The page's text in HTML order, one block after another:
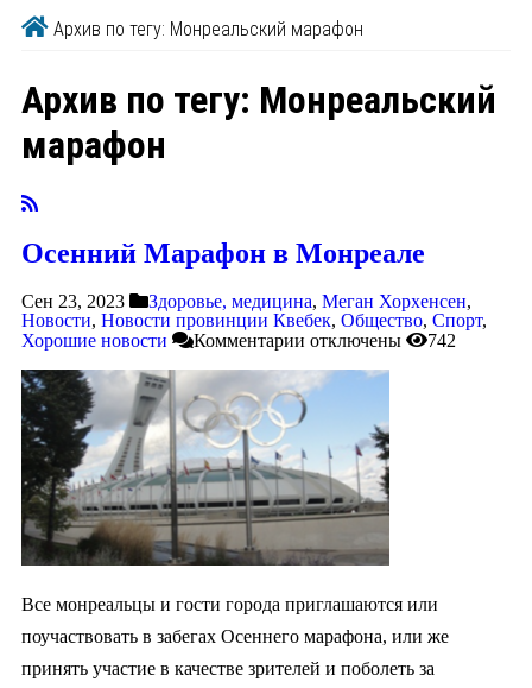
Архив по тегу: Монреальский марафон
Архив по тегу: Монреальский
марафон
Осенний Марафон в Монреале
Сен 23, 2023 Здоровье, медицина, Меган Хорхенсен,
Новости, Новости провинции Квебек, Общество, Спорт,
Хорошие новости
Комментарии отключены 742
Все монреальцы и гости города приглашаются или
поучаствовать в забегах Осеннего марафона, или же
принять участие в качестве зрителей и поболеть за